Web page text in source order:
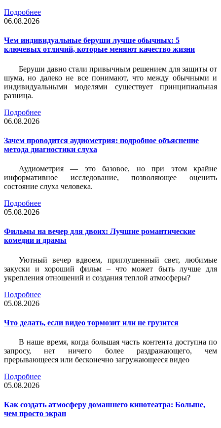
Подробнее
06.08.2026
Чем индивидуальные беруши лучше обычных: 5
ключевых отличий, которые меняют качество жизни
Беруши давно стали привычным решением для защиты от
шума, но далеко не все понимают, что между обычными и
индивидуальными моделями существует принципиальная
разница.
Подробнее
06.08.2026
Зачем проводится аудиометрия: подробное объяснение
метода диагностики слуха
Аудиометрия — это базовое, но при этом крайне
информативное исследование, позволяющее оценить
состояние слуха человека.
Подробнее
05.08.2026
Фильмы на вечер для двоих: Лучшие романтические
комедии и драмы
Уютный вечер вдвоем, приглушенный свет, любимые
закуски и хороший фильм – что может быть лучше для
укрепления отношений и создания теплой атмосферы?
Подробнее
05.08.2026
Что делать, если видео тормозит или не грузится
В наше время, когда большая часть контента доступна по
запросу, нет ничего более раздражающего, чем
прерывающееся или бесконечно загружающееся видео
Подробнее
05.08.2026
Как создать атмосферу домашнего кинотеатра: Больше,
чем просто экран